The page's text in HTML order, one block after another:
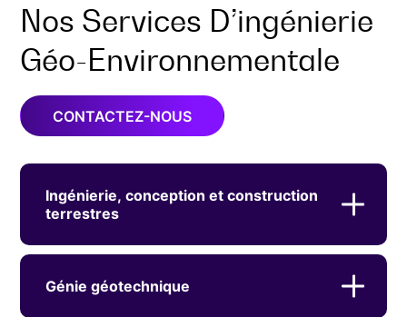
Nos Services D’ingénierie
Géo-Environnementale
CONTACTEZ-NOUS
Ingénierie, conception et construction
terrestres
Génie géotechnique